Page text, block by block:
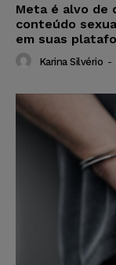
Meta é alvo de
conteúdo
em suas
Karina Silvério -